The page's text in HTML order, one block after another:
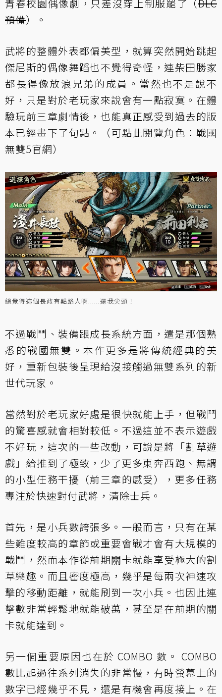
青春校園偶像劇，只差沒穿上制服罷了（DLC
預備）。
武將的整體外表都偏美型，就算突然開始跳起
傑尼斯的偶像舞蹈也不覺得奇怪，連柴田勝家
都長得像放浪兄弟的成員。當然也不是說不
好，只是對於老玩家來說會有一點寂寞。在體
驗玩前三章劇情後，也能真正感受到過去的版
本已經畫下了句點。（可點此閱覽角色： 戰國
無雙5官網）
總覺得這個長政有點路人啊......還我尖頭！
不過戰鬥、裝備跟成長系統方面，還是那個熟
悉的戰國無雙。本作更多是將傳統經典的美
好，重新包裝後呈現給沒接觸過無雙系列的新
世代玩家。
當然對於老玩家好處是很快就能上手，但戰鬥
的驚喜感就會相對較低。不過這並不表示遊戲
不好玩，這次的一些改動，可說是將「割草遊
戲」給推到了極致，少了更多東奔西跑、無謂
的小型任務干擾（前三章的感受），更多任務
專注於快速對付武將，清除士兵。
首先，是小兵數誇張多。一般而言，只有在某
些難度較高的章節或重要會戰才會有大規模的
戰鬥，然而本作從前期關卡就能享受極大的割
草樂趣。而且密度極高，幾乎是每兩次神速攻
擊的移動距離，就能刷到一次小兵。也因此連
擊數非常輕鬆地就能破萬，甚至是在前期的關
卡就能達到。
另一個重要原因也在於 COMBO 數。 COMBO
數比起過往系列消失的非常慢，有時螢幕上的
數字已經幾乎不見，還是有機會再度接上。在